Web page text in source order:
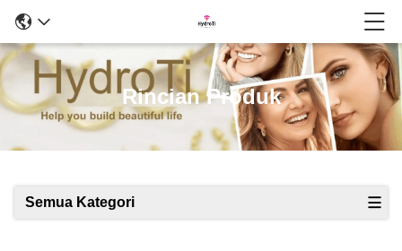
Rincian Produk
Semua Kategori